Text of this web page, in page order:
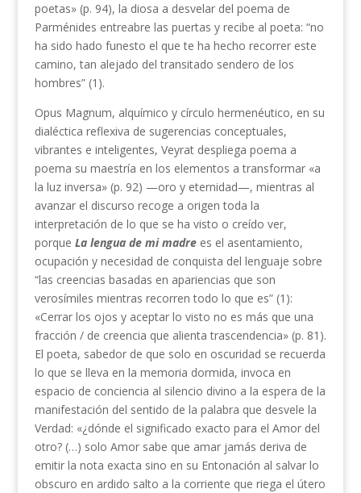
poetas» (p. 94), la diosa a desvelar del poema de
Parménides entreabre las puertas y recibe al poeta: “no
ha sido hado funesto el que te ha hecho recorrer este
camino, tan alejado del transitado sendero de los
hombres” (1).
Opus Magnum, alquímico y círculo hermenéutico, en su
dialéctica reflexiva de sugerencias conceptuales,
vibrantes e inteligentes, Veyrat despliega poema a
poema su maestría en los elementos a transformar «a
la luz inversa» (p. 92) —oro y eternidad—, mientras al
avanzar el discurso recoge a origen toda la
interpretación de lo que se ha visto o creído ver,
porque La lengua de mi madrees el asentamiento,
ocupación y necesidad de conquista del lenguaje sobre
“las creencias basadas en apariencias que son
verosímiles mientras recorren todo lo que es” (1):
«Cerrar los ojos y aceptar lo visto no es más que una
fracción / de creencia que alienta trascendencia» (p. 81).
El poeta, sabedor de que solo en oscuridad se recuerda
lo que se lleva en la memoria dormida, invoca en
espacio de conciencia al silencio divino a la espera de la
manifestación del sentido de la palabra que desvele la
Verdad: «¿dónde el significado exacto para el Amor del
otro? (…) solo Amor sabe que amar jamás deriva de
emitir la nota exacta sino en su Entonación al salvar lo
obscuro en ardido salto a la corriente que riega el útero